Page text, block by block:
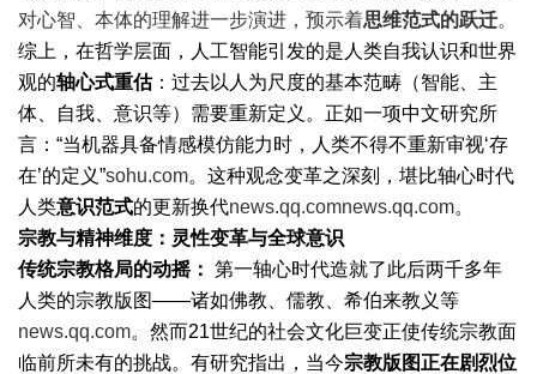
对心智、本体的理解进一步演进，预示着思维范式的跃迁。
综上，在哲学层面，人工智能引发的是人类自我认识和世界
观的轴心式重估：过去以人为尺度的基本范畴（智能、主
体、自我、意识等）需要重新定义。正如一项中文研究所
言：“当机器具备情感模仿能力时，人类不得不重新审视‘存
在’的定义”sohu.com。这种观念变革之深刻，堪比轴心时代
人类意识范式的更新换代news.qq.comnews.qq.com。
宗教与精神维度：灵性变革与全球意识
传统宗教格局的动摇： 第一轴心时代造就了此后两千多年
人类的宗教版图——诸如佛教、儒教、希伯来教义等
news.qq.com。然而21世纪的社会文化巨变正使传统宗教面
临前所未有的挑战。有研究指出，当今宗教版图正在剧烈位